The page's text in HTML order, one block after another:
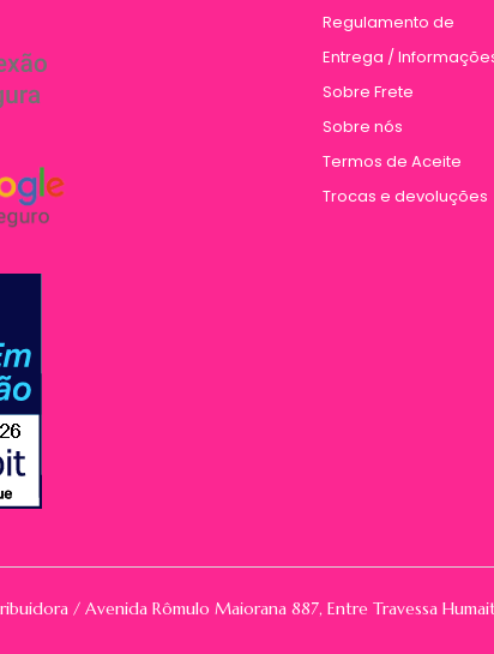
Regulamento de
Entrega /
Sobre Frete
Sobre nós
Termos de Aceite
Trocas e devoluções
/ Avenida Rômulo Maiorana 887, Entre Travessa